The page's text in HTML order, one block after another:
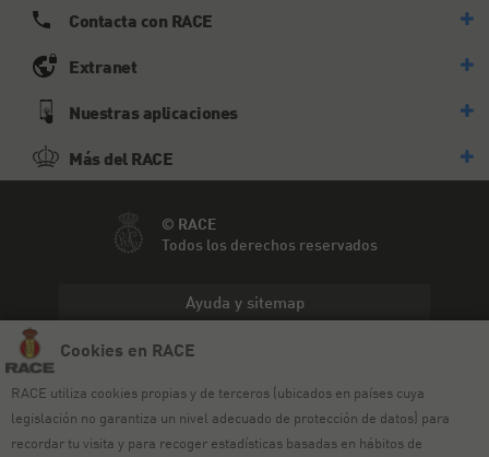
Cookies en RACE
RACE utiliza cookies propias y de terceros (ubicados en países cuya
legislación no garantiza un nivel adecuado de protección de datos) para
recordar tu visita y para recoger estadísticas basadas en hábitos de
Contacta con RACE
Extranet
Nuestras aplicaciones
Más del RACE
© RACE
Todos los derechos reservados
Ayuda y sitemap
Política de privacidad
Política de cookies